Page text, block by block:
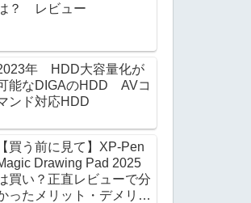
？ レビュー
年 HDD大容量化が
能なDIGAのHDD AVコ
ンド対応HDD
【買う前に見て】XP-Pen
Drawing Pad 2025
買い？正直レビューで分
ったメリット・デメリッ